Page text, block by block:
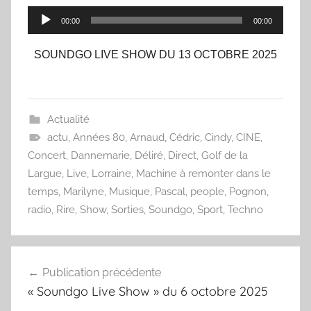
Lecteur
audio
00:00 00:00
SOUNDGO LIVE SHOW DU 13 OCTOBRE 2025
Actualité
actu, Années 80, Arnaud, Cédric, Cindy, CINE,
Concert, Dannemarie, Déliré, Direct, Golf de la
Largue, Live, Lorraine, Machine à remonter dans le
temps, Marilyne, Musique, Pascal, people, Pognon,
radio, Rire, Show, Sorties, Soundgo, Sport, Techno
Publication précédente
« Soundgo Live Show » du 6 octobre 2025